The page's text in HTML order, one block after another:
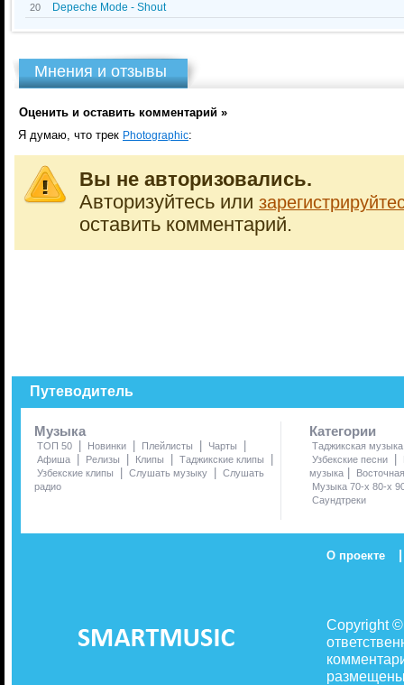
20 Depeche Mode - Shout
Мнения и отзывы
Оценить и оставить комментарий »
Я думаю, что трек Photographic:
Вы не авторизовались.
Авторизуйтесь или
оставить комментарий.
Путеводитель
Музыка
ТОП 50 | Новинки | Плейлисты | Чарты |
Афиша | Релизы | Клипы | Таджикские клипы |
Узбекские клипы | Слушать музыку | Слушать
радио
Категории
Таджикская музыка
Узбекские песни
|
музыка |
Музыка 70-х 80-х
Саундтреки
О проекте |
Copyright
размещены